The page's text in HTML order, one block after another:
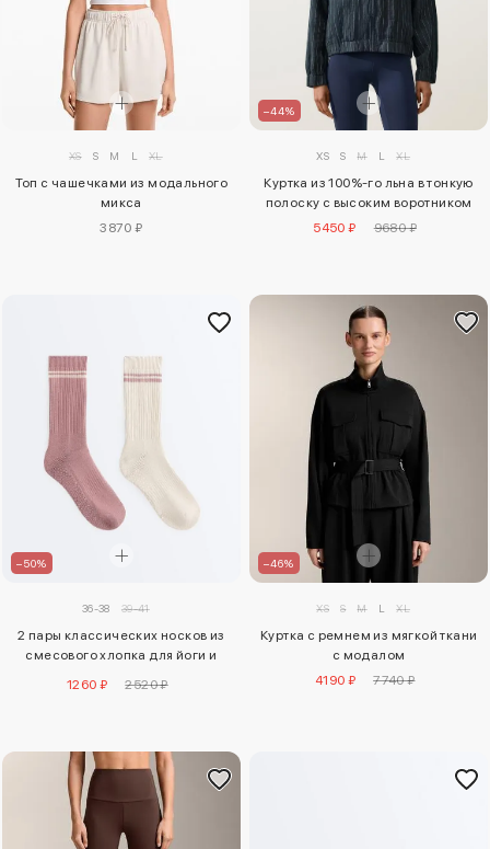
XS S M L XL
Топ с чашечками из модального
микса
3870 ₽
–44%
XS S M L XL
Куртка из 100%-го льна в тонкую
полоску с высоким воротником
5450 ₽
9680 ₽
–50%
36-38 39-41
2 пары классических носков из
смесового хлопка для йоги и
1260 ₽ 2520 ₽
–46%
XS S M L XL
Куртка с ремнем из мягкой ткани
с модалом
4190 ₽
7740 ₽